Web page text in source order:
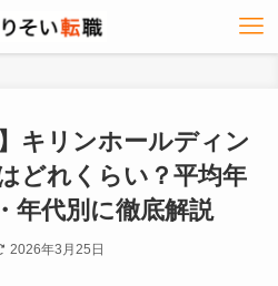
】キリンホールディン
どれくらい？平均年
年代別に徹底解説
2026年3月25日